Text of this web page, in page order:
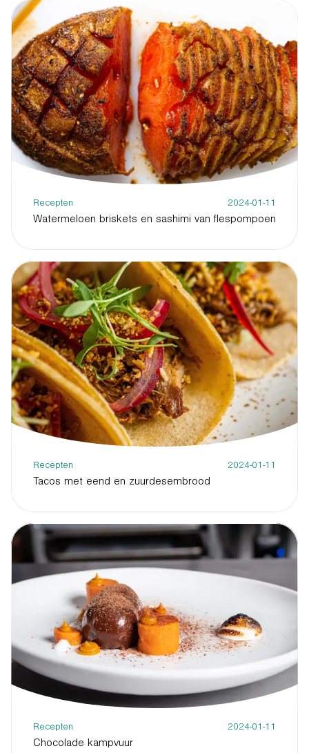
Recepten 2024-01-11
Watermeloen briskets en sashimi van flespompoen
Recepten 2024-01-11
Tacos met eend en zuurdesembrood
Recepten 2024-01-11
Chocolade kampvuur